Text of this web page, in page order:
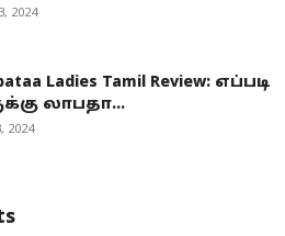
2024
Ladies Tamil Review: எப்படி
லாபதா...
2024